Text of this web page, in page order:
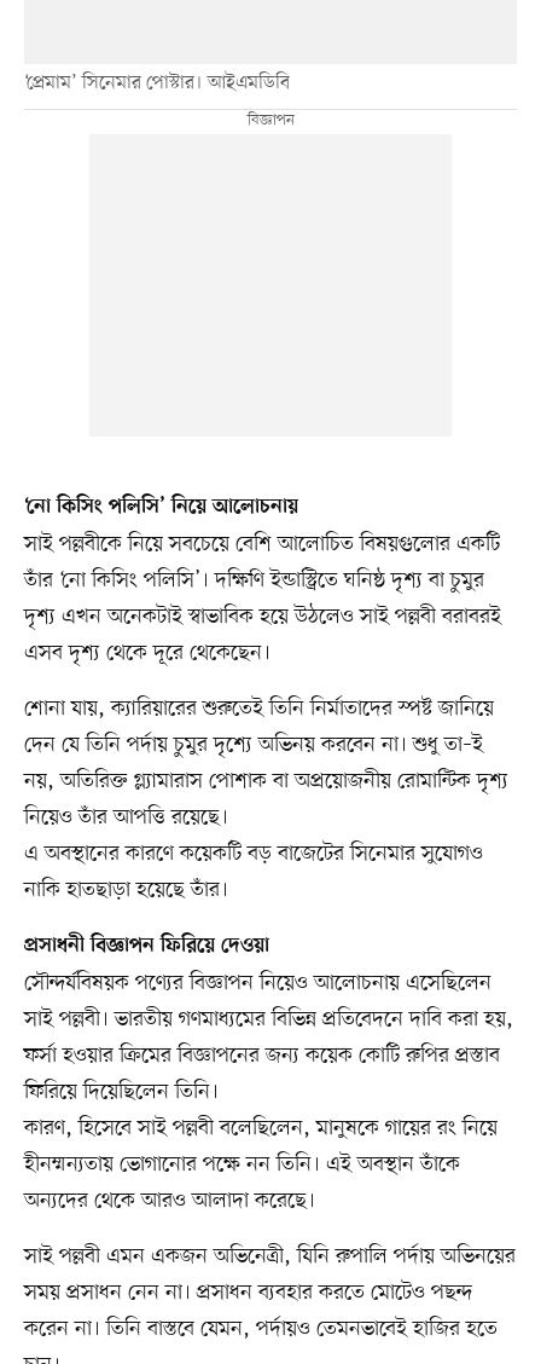
‘প্রেমাম’ সিনেমার পোস্টার। আইএমডিবি
‘নো কিসিং পলিসি’ নিয়ে আলোচনায়
সাই পল্লবীকে নিয়ে সবচেয়ে বেশি আলোচিত বিষয়গুলোর একটি
তাঁর ‘নো কিসিং পলিসি’। দক্ষিণি ইন্ডাস্ট্রিতে ঘনিষ্ঠ দৃশ্য বা চুমুর
দৃশ্য এখন অনেকটাই স্বাভাবিক হয়ে উঠলেও সাই পল্লবী বরাবরই
এসব দৃশ্য থেকে দূরে থেকেছেন।
শোনা যায়, ক্যারিয়ারের শুরুতেই তিনি নির্মাতাদের স্পষ্ট জানিয়ে
দেন যে তিনি পর্দায় চুমুর দৃশ্যে অভিনয় করবেন না। শুধু তা–ই
নয়, অতিরিক্ত গ্ল্যামারাস পোশাক বা অপ্রয়োজনীয় রোমান্টিক দৃশ্য
নিয়েও তাঁর আপত্তি রয়েছে।
এ অবস্থানের কারণে কয়েকটি বড় বাজেটের সিনেমার সুযোগও
নাকি হাতছাড়া হয়েছে তাঁর।
প্রসাধনী বিজ্ঞাপন ফিরিয়ে দেওয়া
সৌন্দর্যবিষয়ক পণ্যের বিজ্ঞাপন নিয়েও আলোচনায় এসেছিলেন
সাই পল্লবী। ভারতীয় গণমাধ্যমের বিভিন্ন প্রতিবেদনে দাবি করা হয়,
ফর্সা হওয়ার ক্রিমের বিজ্ঞাপনের জন্য কয়েক কোটি রুপির প্রস্তাব
ফিরিয়ে দিয়েছিলেন তিনি।
কারণ, হিসেবে সাই পল্লবী বলেছিলেন, মানুষকে গায়ের রং নিয়ে
হীনম্মন্যতায় ভোগানোর পক্ষে নন তিনি। এই অবস্থান তাঁকে
অন্যদের থেকে আরও আলাদা করেছে।
সাই পল্লবী এমন একজন অভিনেত্রী, যিনি রুপালি পর্দায় অভিনয়ের
সময় প্রসাধন নেন না। প্রসাধন ব্যবহার করতে মোটেও পছন্দ
করেন না। তিনি বাস্তবে যেমন, পর্দায়ও তেমনভাবেই হাজির হতে